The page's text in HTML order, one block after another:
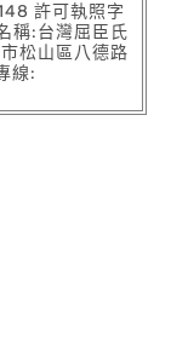
許可執照字
稱:台灣屈臣氏
松山區八德路
線: